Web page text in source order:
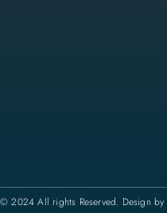
© 2024 All rights Reserved. Design by